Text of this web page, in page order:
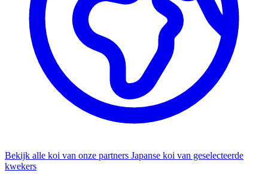
Bekijk alle koi van onze partners Japanse koi van geselecteerde
kwekers